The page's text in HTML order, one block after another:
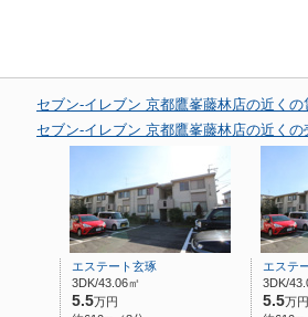
セブン-イレブン 京都鷹峯藤林店の近く
セブン-イレブン 京都鷹峯藤林店の近く
エステート玄琢
3DK/43.06㎡
5.5万円
エステ
3DK/
5.5万円